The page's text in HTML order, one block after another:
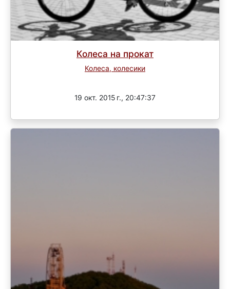
Колеса на прокат
Колеса, колесики
19 окт. 2015 г., 20:47:37